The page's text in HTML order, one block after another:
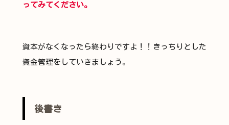
ってみてください。
資本がなくなったら終わりですよ！！きっちりとした
資金管理をしていきましょう。
後書き